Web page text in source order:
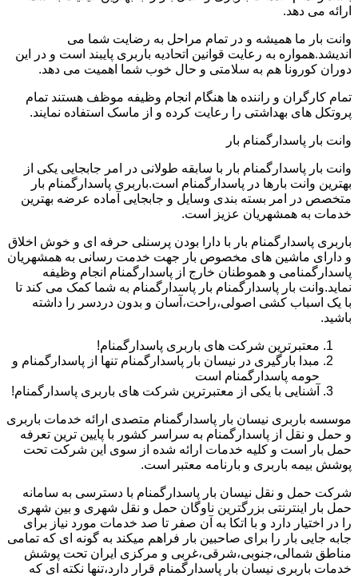
ارائه می دهد.
وانت بار ما همیشه و در تمام مراحل به رضایت شما می
اندیشد.همواره به رعایت قوانین اتحادیه باربری پایبند است و در این
دوران کورونا هم به سلامتی و حال خوب شما اهمیت می دهد.
تمام کارگران و راننده ها هنگام انجام وظیفه موظف هستند تمام
پروتکل های بهداشتی را رعایت کرده و از ماسک استفاده نمایند.
وانت بار پاسدارگمنام بار
وانت بار پاسدارگمنام بار با سابقه طولانی در امر جابجایی یکی از
بهترین وانت بارها در پاسدارگمنام است.باربری پاسدارگمنام بار
متخصص در امر بسته بندی وسایل و جابجایی آماده عرضه بهترین
خدمات به همشهریان عزیز است.
باربری پاسدارگمنام بار با دارا بودن پرسنلی حرفه ای و خوش اخلاق
و دارای ماشین های مخصوص بار جهت خدمت رسانی به همشهریان
پاسدارگمنامی و هموطنان خارج از پاسدارگمنام انجام وظیفه
نماید.وانت بار پاسدارگمنام بار پاسدارگمنام به شما کمک می کند تا
با یک اسباب کشی اصولی،راحت،آسان و بدون دردسر را داشته
باشید.
معتبرترین شرکت های باربری پاسدارگمنام!
مبدا بارگیری در نیسان بار پاسدارگمنام تنها از پاسدارگمنام و
حومه پاسدارگمنام است
آشنایی با یکی از معتبرترین شرکت های باربری پاسدارگمنام!
موسسه باربری نیسان بار پاسدارگمنام متصدی ارائه خدمات باربری
و حمل و نقل از پاسدارگمنام به سراسر کشور با پایین ترین تعرفه
حمل بار است و کلیه خدمات ارائه شده از سوی این شرکت تحت
پوشش بیمه باربری و بارنامه معتبر است.
شرکت حمل و نقل نیسان بار پاسدارگمنام با دسترسی به سامانه
حمل بار اینترنتی بزرگترین ناوگان حمل و نقل شهری و بین شهری
را در اختیار دارد و با اتکا به آن صفر تا صد خدمات مورد نیاز برای
جابه جایی بار را برای صاحبین بار فراهم میکند به گونه ای که تمامی
مناطق شمالی،جنوبی،شرقی،غربی و مرکزی ایران تحت پوشش
خدمات باربری نیسان بار پاسدارگمنام قرار دارد،تنها نکته ای که